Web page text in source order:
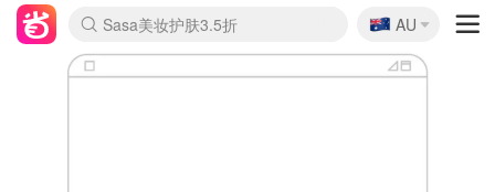
lululemon折扣上新
Sasa美妆护肤3.5折
SSENSE年中2.5折
FreshBeauty好价汇总
Cettire降价+叠9折
WWS Coles超市实拍
viagogo二手票捡漏
Myer折扣汇总
The Outnet奢牌1折起
David Jones 3折起
Flannels大牌1折
Perfumes Club护肤1折
AMIRO面罩$251
Amazon折扣汇总
eToro入金$200送$50
Amazon数码好物
ICONIC本周7.5折
ThedoubleF高奢地板价
Moose Knuckles 6折
EUFY摄像头$98
Selenichast首饰2折
Trip机票酒店促销
YSL送5件彩妆礼
Amazon家居好物
Amazon美妆护肤
雅漾大喷$8
过敏原检测盒$33
科颜氏高保湿面霜$29
SEALIFE海洋馆门票6折
丝塔芙大白罐$16
订阅Newsletter送香薰
Cult Beauty 6.8折
Harrods圣诞日历$525
LN-CC奢牌私促3折
d'Alba空姐喷雾$16
EVE LOM套装£56
Bernardelli独家4折
Adore Beauty 6折起
CT圣诞日历
Mytheresa奢品2.7折
Luxury Escapes 9折
Currentbody美容仪$881
MOON Garden Live
Roborock扫地机$649
Valentino官网5折
CR洗护套装$23
修丽可4件套$159
GANNI官网4.5折
Stylevana韩妆4折
Tessabit高奢8.5折
OGX洗发水$11
Amazon阿德莱德次日达
卡诗8.5折+赠礼
Philips Hue灯具8折
La Mer送8件礼值$529
🇦🇺
AU